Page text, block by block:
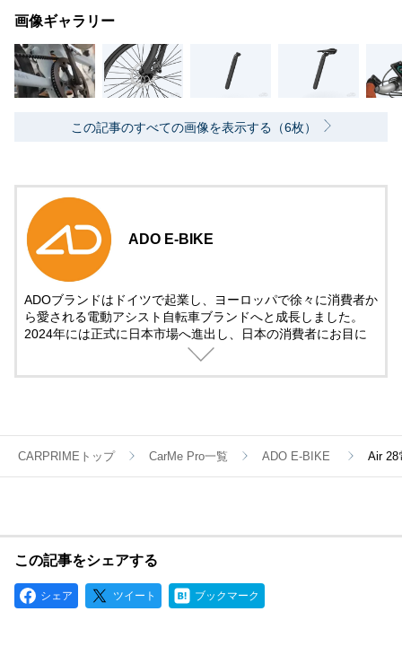
画像ギャラリー
この記事のすべての画像を表示する（6枚）
ADO E-BIKE
ADOブランドはドイツで起業し、ヨーロッパで徐々に消費者か
ら愛される電動アシスト自転車ブランドへと成長しました。
2024年には正式に日本市場へ進出し、日本の消費者にお目に
ます。
ADOは、環境への配慮と卓越した製品品質に焦点を当て、持続
可能な未来の実現に貢献しています。
ADOは若いブランドではありますが、電動アシスト自転車の品
質において、他社に引けを取らない自信がございます。
CARPRIMEトップ CarMe Pro一覧 ADO E-BIKE Air 28
この記事をシェアする
シェア ツイート ブックマーク